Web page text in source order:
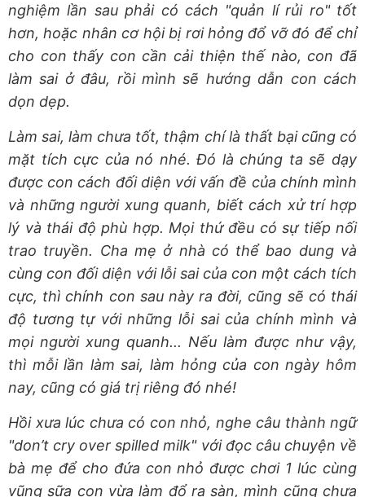
nghiệm lần sau phải có cách "quản lí rủi ro" tốt
hơn, hoặc nhân cơ hội bị rơi hỏng đổ vỡ đó để chỉ
cho con thấy con cần cải thiện thế nào, con đã
làm sai ở đâu, rồi mình sẽ hướng dẫn con cách
dọn dẹp.
Làm sai, làm chưa tốt, thậm chí là thất bại cũng có
mặt tích cực của nó nhé. Đó là chúng ta sẽ dạy
được con cách đối diện với vấn đề của chính mình
và những người xung quanh, biết cách xử trí hợp
lý và thái độ phù hợp. Mọi thứ đều có sự tiếp nối
trao truyền. Cha mẹ ở nhà có thể bao dung và
cùng con đối diện với lỗi sai của con một cách tích
cực, thì chính con sau này ra đời, cũng sẽ có thái
độ tương tự với những lỗi sai của chính mình và
mọi người xung quanh... Nếu làm được như vậy,
thì mỗi lần làm sai, làm hỏng của con ngày hôm
nay, cũng có giá trị riêng đó nhé!
Hồi xưa lúc chưa có con nhỏ, nghe câu thành ngữ
"don’t cry over spilled milk" với đọc câu chuyện về
bà mẹ để cho đứa con nhỏ được chơi 1 lúc cùng
vũng sữa con vừa làm đổ ra sàn, mình cũng chưa